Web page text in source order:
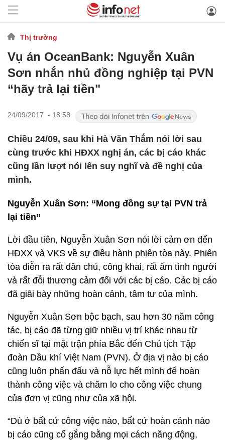
Thị trường
Vụ án OceanBank: Nguyễn Xuân
Sơn nhắn nhủ đồng nghiệp tại PVN
“hãy trả lại tiền"
24/09/2017 - 18:58
Chiều 24/09, sau khi Hà Văn Thắm nói lời sau
cùng trước khi HĐXX nghị án, các bị cáo khác
cũng lần lượt nói lên suy nghĩ và đề nghị của
mình.
Nguyễn Xuân Sơn: “Mong đồng sự tại PVN trả
lại tiền”
Lời đầu tiên, Nguyễn Xuân Sơn nói lời cảm ơn đến
HĐXX và VKS về sự điều hành phiên tòa này. Phiên
tòa diễn ra rất dân chủ, công khai, rất ấm tình người
và rất đỗi thương cảm đối với các bị cáo. Các bị cáo
đã giãi bày những hoàn cảnh, tâm tư của mình.
Nguyễn Xuân Sơn bộc bạch, sau hơn 30 năm công
tác, bị cáo đã từng giữ nhiều vị trí khác nhau từ
chiến sĩ tại mặt trận phía Bắc đến Chủ tịch Tập
đoàn Dầu khí Việt Nam (PVN). Ở địa vị nào bị cáo
cũng luôn phấn đấu và nỗ lực hết mình để hoàn
thành công việc và chăm lo cho công việc chung
của đơn vị cũng như của xã hội.
“Dù ở bất cứ công việc nào, bất cứ hoàn cảnh nào
bị cáo cũng cố gắng bằng mọi cách năng động,